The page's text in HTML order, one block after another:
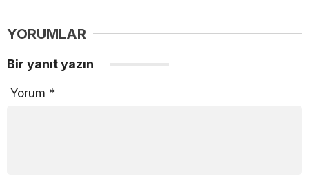
YORUMLAR
Bir yanıt yazın
Yorum *